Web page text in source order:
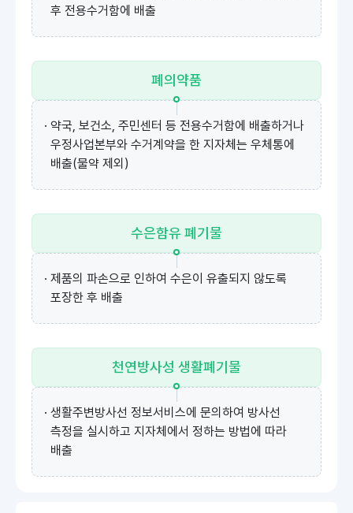
후 전용수거함에 배출
폐의약품
· 약국, 보건소, 주민센터 등 전용수거함에 배출하거나
우정사업본부와 수거계약을 한 지자체는 우체통에
배출(물약 제외)
수은함유 폐기물
· 제품의 파손으로 인하여 수은이 유출되지 않도록
포장한 후 배출
천연방사성 생활폐기물
· 생활주변방사선 정보서비스에 문의하여 방사선
측정을 실시하고 지자체에서 정하는 방법에 따라
배출